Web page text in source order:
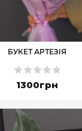
БУКЕТ АРТЕЗІЯ
1300грн